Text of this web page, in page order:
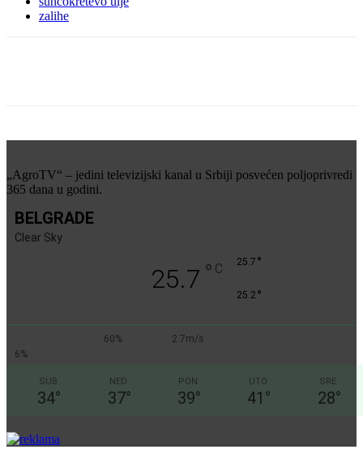
zalihe
„AgroTV“ – jedini televizijski kanal u Srbiji posvećen poljoprivredi
365 dana u godini.
BELGRADE
Clear Sky
25.7 ° C 25.7 °
25.2 °
60%
2.7m/s
6%
SUB
34°
NED
37°
PON
39°
UTO
41 °
SRE
28°